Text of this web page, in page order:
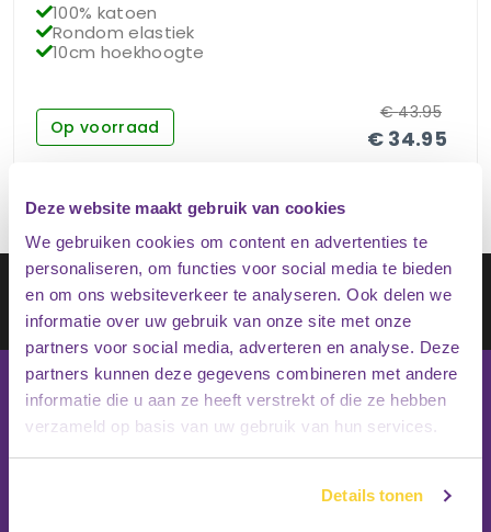
Deze website maakt gebruik van cookies
We gebruiken cookies om content en advertenties te
personaliseren, om functies voor social media te bieden
en om ons websiteverkeer te analyseren. Ook delen we
informatie over uw gebruik van onze site met onze
partners voor social media, adverteren en analyse. Deze
partners kunnen deze gegevens combineren met andere
informatie die u aan ze heeft verstrekt of die ze hebben
verzameld op basis van uw gebruik van hun services.
Details tonen
100% katoen
Rondom elastiek
10cm hoekhoogte
Op voorraad € 34.95
€43.95
Schrijf je in op onze nieuwsbrief
Inschrijven